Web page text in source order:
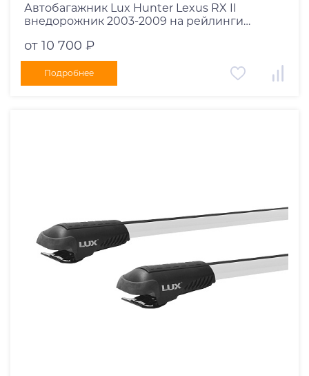
Автобагажник Lux Hunter Lexus RX II
внедорожник 2003-2009 на рейлинги
от 10 700 ₽
Подробнее